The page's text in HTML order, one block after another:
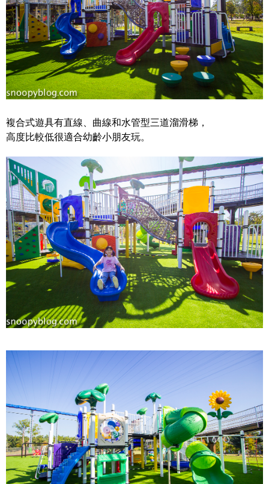
複合式遊具有直線、曲線和水管型三道溜滑梯，
高度比較低很適合幼齡小朋友玩。